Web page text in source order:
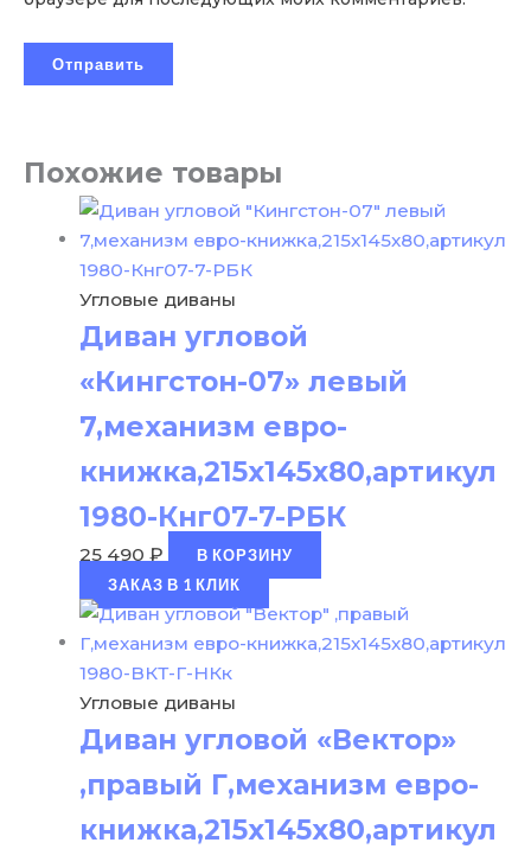
Похожие товары
Угловые диваны
Диван угловой
«Кингстон-07» левый
7,механизм евро-
книжка,215х145х80,артикул
1980-Кнг07-7-РБК
25 490 ₽
В КОРЗИНУ
ЗАКАЗ В 1 КЛИК
Угловые диваны
Диван угловой «Вектор»
,правый Г,механизм евро-
книжка,215х145х80,артикул